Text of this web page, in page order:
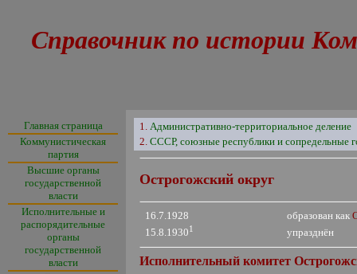
Справочник по истории
Главная страница
Коммунистическая
партия
Высшие органы
государственной
власти
Исполнительные и
распорядительные
органы
государственной
власти
1.Административно-территориальное деление
2.СССР, союзные республики и сопредельные
Острогожский округ
16.7.1928 образован как
15.8.19301 упразднён
Исполнительный комитет